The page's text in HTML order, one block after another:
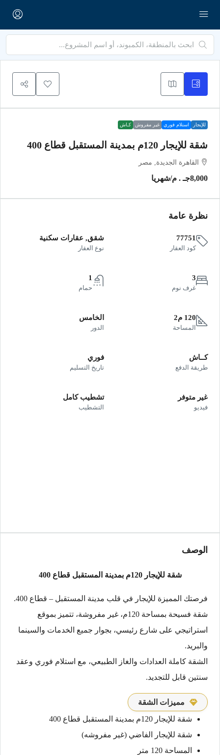
للإيجار استلام فوري غير مفروش كـاش
شقة للإيجار 120م بمدينة المستقبل قطاع 400
القاهرة الجديدة, مصر
8,000جـ . م /شهريا
نظرة عامة
77751
كود العقار
شقق, عقارات سكنية
نوع العقار
3
غرف نوم
1
حمام
120 م2
المساحة
الخامس
الدور
كــاش
طريقة الدفع
فوري
تاريخ التسليم
غير متوفر
فيديو
تشطيب كامل
التشطيب
الوصف
شقة للإيجار 120م بمدينة المستقبل قطاع 400
فرصتك المميزة للإيجار في قلب مدينة المستقبل – قطاع 400.
شقة فسيحة بمساحة 120م، غير مفروشة، تتميز بموقع
استراتيجي على شارع رئيسي، بجوار جميع الخدمات والسينما
والبريد.
الشقة كاملة العدادات والغاز الطبيعي، مع استلام فوري وعقد
سنتين قابل للتجديد.
مميزات الشقة
شقة للإيجار 120م بمدينة المستقبل قطاع 400
شقة للإيجار الفاضي (غير مفروشه)
المساحة 120 متر